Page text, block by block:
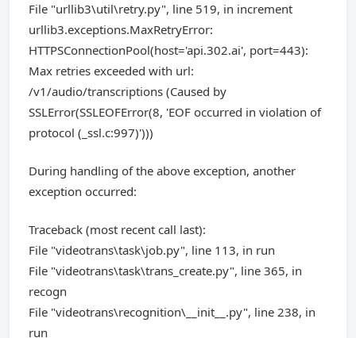
File "urllib3\util\retry.py", line 519, in increment
urllib3.exceptions.MaxRetryError:
HTTPSConnectionPool(host='api.302.ai', port=443):
Max retries exceeded with url:
/v1/audio/transcriptions (Caused by
SSLError(SSLEOFError(8, 'EOF occurred in violation of
protocol (_ssl.c:997)')))
During handling of the above exception, another
exception occurred:
Traceback (most recent call last):
File "videotrans\task\job.py", line 113, in run
File "videotrans\task\trans_create.py", line 365, in
recogn
File "videotrans\recognition\__init__.py", line 238, in
run